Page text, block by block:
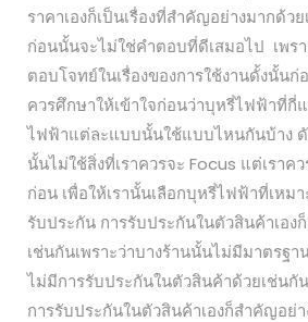
ราคาเองก็เป็นเรื่องที่สำคัญอย่างมากด้ว
ก่อนนั้นจะไม่ใช่คำตอบที่ดีเสมอไป เพร
ตอบโจทย์ในเรื่องของการใช้งานดั้งนั้นก่
ควรศึกษาให้เข้าใจก่อนว่าบุหรี่ไฟฟ้าที่กี่
ไฟฟ้าแต่ละแบบนั้นใช้แบบไหนกันบ้าง ดั
นั้นไม่ใช้สิ่งที่เราควรจะ Focus แต่เราค
ก่อน เพื่อให้เรานั้นเลือกบุหรี่ไฟฟ้าที่เหม
รับประกัน การรับประกันในตัวสินค้าเอง
เช่นกันเพราะว่าบางร้านนั้นไม่มีมาตรฐ
ไม่มีการรับประกันในตัวสินค้าด้วยเช่นกั
การรับประกันในตัวสินค้าเองก็สำคัญอย่